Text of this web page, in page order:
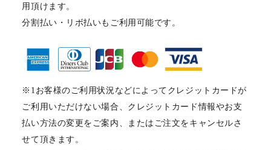
用頂けます。
分割払い・リボ払いもご利用可能です。
※1お客様のご利用状況などによってクレジットカードが
ご利用いただけない場合、クレジットカード情報やお支
払い方法の変更をご案内、またはご注文をキャンセルさ
せて頂きます。